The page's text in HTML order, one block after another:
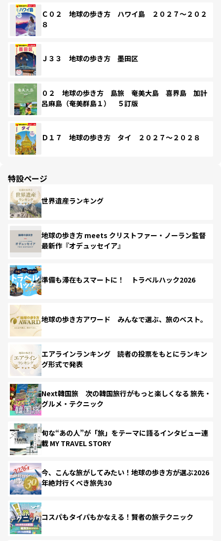
Ｃ０２ 地球の歩き方 ハワイ島 ２０２７～２０２
８
Ｊ３３ 地球の歩き方 墨田区
０２ 地球の歩き方 島旅 奄美大島 喜界島 加計
呂麻島（奄美群島１） ５訂版
Ｄ１７ 地球の歩き方 タイ ２０２７～２０２８
特設ページ
世界遺産ランキング
地球の歩き方 meets クリストファー・ノーラン監督
最新作『オデュッセイア』
準備も滞在もスマートに！ トラベルハック2026
地球の歩き方アワード みんなで選ぶ、旅のベスト。
エアラインランキング 読者の投票をもとにランキン
グ形式で発表
Next韓国旅 次の韓国旅行がもっと楽しくなる 旅先・
グルメ・テクニック
旬な“あの人”が「旅」をテーマに語るインタビュー連
載 MY TRAVEL STORY
今、こんな旅がしてみたい！地球の歩き方が選ぶ2026
年絶対行くべき旅先30
コスパもタイパもかなえる！賢者の旅テクニック